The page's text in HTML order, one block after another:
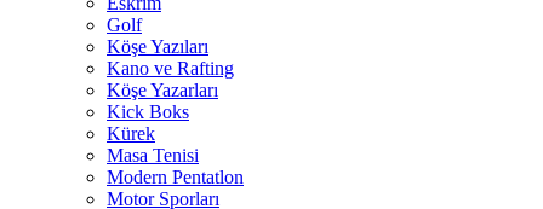
Golf
Köşe Yazıları
Kano ve Rafting
Köşe Yazarları
Kick Boks
Kürek
Masa Tenisi
Modern Pentatlon
Motor Sporları